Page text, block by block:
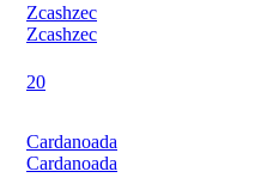
Zcashzec
Zcashzec
20
Cardanoada
Cardanoada